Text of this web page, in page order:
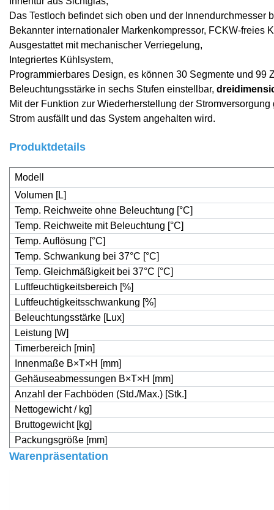
Das Testloch befindet sich oben und der Innendurchmesser
Bekannter internationaler Markenkompressor, FCKW-freies
Ausgestattet mit mechanischer Verriegelung,
Integriertes Kühlsystem,
Programmierbares Design, es können 30 Segmente und 99
Beleuchtungsstärke in sechs Stufen einstellbar,
Mit der Funktion zur Wiederherstellung der
Strom ausfällt und das System angehalten wird.
Produktdetails
Modell
Volumen [L]
Temp. Reichweite ohne Beleuchtung [°C]
Temp. Reichweite mit Beleuchtung [°C]
Temp. Auflösung [°C]
Temp. Schwankung bei 37°C [°C]
Temp. Gleichmäßigkeit bei 37°C [°C]
Luftfeuchtigkeitsbereich [%]
Luftfeuchtigkeitsschwankung [%]
Beleuchtungsstärke [Lux]
Leistung [W]
Timerbereich [min]
Innenmaße B×T×H [mm]
Gehäuseabmessungen B×T×H [mm]
Anzahl der Fachböden (Std./Max.) [Stk.]
Nettogewicht / kg]
Bruttogewicht [kg]
Packungsgröße [mm]
Warenpräsentation